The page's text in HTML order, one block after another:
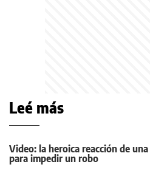
Leé más
Video: la heroica reacción de
para impedir un robo